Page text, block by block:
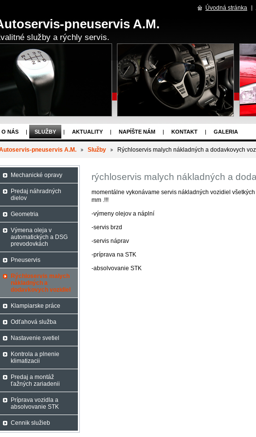
pneuservis A.M.
služby a rýchly servis.
O NÁS SLUŽBY AKTUALITY NAPÍŠTE NÁM KONTAKT GALERIA
pneuservis A.M. Služby Rýchloservis malych nákladných a dodavkovych
rýchloservis malych nákladných a
momentálne vykonávame servis nákladných vozidiel
mm .!!!
-výmeny olejov a náplní
-servis brzd
-servis náprav
-príprava na STK
-absolvovanie STK
Mechanické opravy
Predaj náhradných
dielov
Geometria
Výmena oleja v
automatických a DSG
prevodovkách
Pneuservis
Rýchloservis malych
nákladných a
dodavkovych vozidiel
Klampiarske práce
Odťahová služba
Nastavenie svetiel
Kontrola a plnenie
klimatizacii
Predaj a montáž
ťažných zariadenii
Príprava vozidla a
absolvovanie STK
Cennik služieb
Úvodná stránka